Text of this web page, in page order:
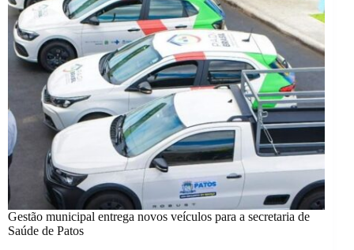
Gestão municipal entrega novos veículos para a secretaria de
Saúde de Patos